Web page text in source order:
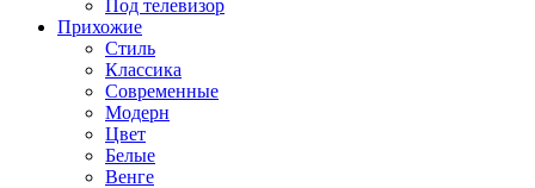
Под телевизор
Прихожие
Стиль
Классика
Современные
Модерн
Цвет
Белые
Венге